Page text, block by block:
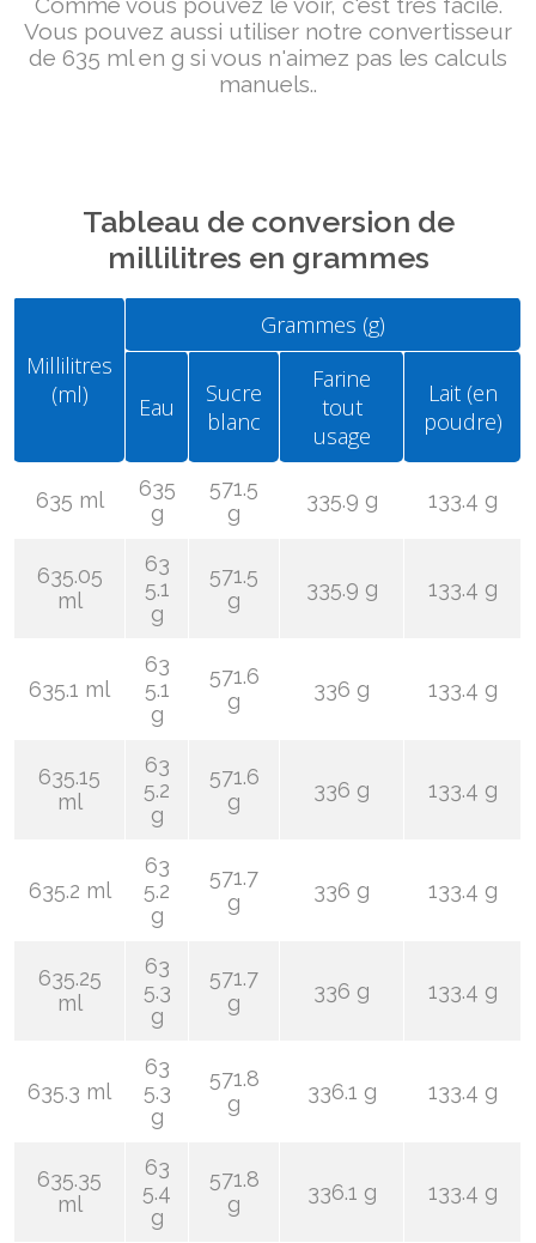
Vous pouvez aussi utiliser notre convertisseur
de 635 ml en g si vous n'aimez pas les calculs
manuels..
Tableau de conversion de
millilitres en grammes
Millilitres
(ml)
Grammes (g)
Eau
Sucre
blanc
Farine
tout
usage
Lait (en
poudre)
635 ml
635
g
571.5
g
335.9 g 133.4 g
635.05
ml
63
5.1
g
571.5
g
335.9 g 133.4 g
635.1 ml
63
5.1
g
571.6
g
336 g 133.4 g
635.15
ml
63
5.2
g
571.6
g
336 g 133.4 g
635.2 ml
63
5.2
g
571.7
g
336 g 133.4 g
635.25
ml
63
5.3
g
571.7
g
336 g 133.4 g
635.3 ml
63
5.3
g
571.8
g
336.1 g 133.4 g
635.35
ml
63
5.4
g
571.8
g
336.1 g 133.4 g